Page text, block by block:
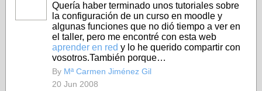
Quería haber terminado unos tutoriales sobre
la configuración de un curso en moodle y
algunas funciones que no dió tiempo a ver en
el taller, pero me encontré con esta web
aprender en red y lo he querido compartir con
vosotros.También porque…
By Mª Carmen Jiménez Gil
20 Jun 2008